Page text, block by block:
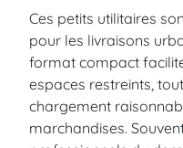
Ces petits utilitaires
pour les livraisons
format compact
espaces restreints,
chargement
marchandises.